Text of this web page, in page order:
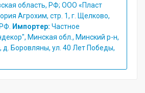
область, РФ; ООО «Пласт
Агрохим, стр. 1, г. Щелково,
Импортер: Частное
Минская обл., Минский р-н,
д. Боровляны, ул. 40 Лет Победы,